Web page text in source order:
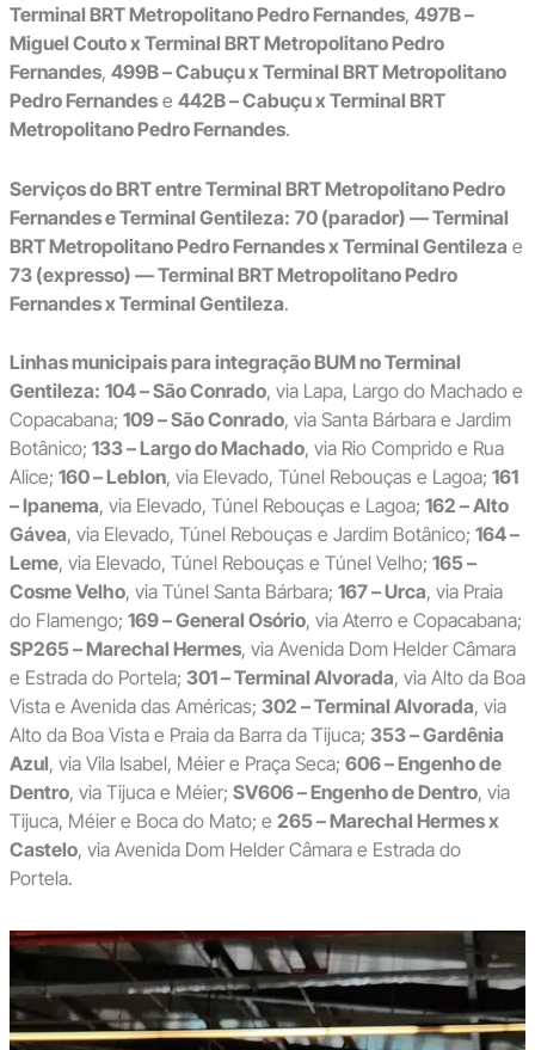
Terminal BRT Metropolitano Pedro Fernandes, 497B –
Miguel Couto x Terminal BRT Metropolitano Pedro
Fernandes, 499B – Cabuçu x Terminal BRT Metropolitano
Pedro Fernandese 442B – Cabuçu x Terminal BRT
Metropolitano Pedro Fernandes.
Serviços do BRT entre Terminal BRT Metropolitano Pedro
Fernandes e Terminal Gentileza: 70 (parador) — Terminal
BRT Metropolitano Pedro Fernandes x Terminal Gentileza e
73 (expresso) — Terminal BRT Metropolitano Pedro
Fernandes x Terminal Gentileza.
Linhas municipais para integração BUM no Terminal
Gentileza: 104 – São Conrado, via Lapa, Largo do Machado e
Copacabana; 109 – São Conrado, via Santa Bárbara e Jardim
Botânico; 133 – Largo do Machado, via Rio Comprido e Rua
Alice; 160 – Leblon, via Elevado, Túnel Rebouças e Lagoa; 161
– Ipanema, via Elevado, Túnel Rebouças e Lagoa; 162 – Alto
Gávea, via Elevado, Túnel Rebouças e Jardim Botânico; 164 –
Leme, via Elevado, Túnel Rebouças e Túnel Velho; 165 –
Cosme Velho, via Túnel Santa Bárbara; 167 – Urca, via Praia
do Flamengo; 169 – General Osório, via Aterro e Copacabana;
SP265 – Marechal Hermes, via Avenida Dom Helder Câmara
e Estrada do Portela; 301 – Terminal Alvorada, via Alto da Boa
Vista e Avenida das Américas; 302 – Terminal Alvorada, via
Alto da Boa Vista e Praia da Barra da Tijuca; 353 – Gardênia
Azul, via Vila Isabel, Méier e Praça Seca; 606 – Engenho de
Dentro, via Tijuca e Méier; SV606 – Engenho de Dentro, via
Tijuca, Méier e Boca do Mato; e 265 – Marechal Hermes x
Castelo, via Avenida Dom Helder Câmara e Estrada do
Portela.